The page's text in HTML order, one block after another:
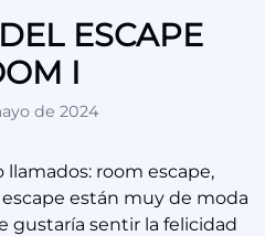
ESCAPE
I
de 2024
llamados: room escape,
están muy de moda
gustaría sentir la felicidad